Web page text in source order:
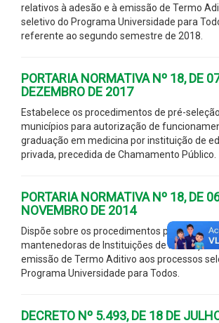
relativos à adesão e à emissão de Termo
seletivo do Programa Universidade para
referente ao segundo semestre de 2018.
PORTARIA NORMATIVA Nº 18, DE
DEZEMBRO DE 2017
Estabelece os procedimentos de pré-
municípios para autorização de
graduação em medicina por instituição de
privada, precedida de Chamamento Público.
PORTARIA NORMATIVA Nº 18, DE
NOVEMBRO DE 2014
Dispõe sobre os procedimentos para a
mantenedoras de Instituições de Educação
emissão de Termo Aditivo aos processos
Programa Universidade para Todos.
DECRETO Nº 5.493, DE 18 DE